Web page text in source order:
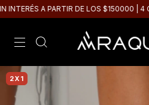
A PARTIR DE LOS $150000 | 4
2X1